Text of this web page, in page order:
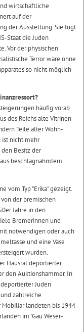
wirtschaftliche
auf der
der Ausstellung. Sie fügt
Staat die Juden
Vor der physischen
Terror wäre ohne
so nicht möglich
häufig vorab
des Reichs alte Vitrinen
Teile alter Wohn-
ist nicht mehr
Besitz der
beschlagnahmtem
vom Typ "Erika" gezeigt.
der bremischen
Jahre in den
Bremerinnen und
notwendigen oder auch
und eine Vase
wurden.
Hausrat deportierter
den Auktionshammer. In
Juden
zahlreiche
landeten bis 1944
im "Gau Weser-